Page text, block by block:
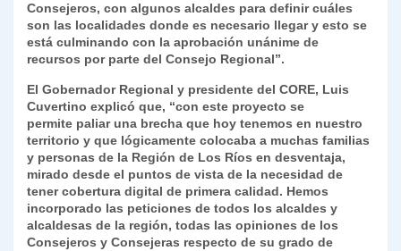
Consejeros, con algunos alcaldes para definir cuáles
son las localidades donde es necesario llegar y esto se
está culminando con la aprobación unánime de
recursos por parte del Consejo Regional”.
El Gobernador Regional y presidente del CORE, Luis
Cuvertino explicó que, “con este proyecto se
permite paliar una brecha que hoy tenemos en nuestro
territorio y que lógicamente colocaba a muchas familias
y personas de la Región de Los Ríos en desventaja,
mirado desde el puntos de vista de la necesidad de
tener cobertura digital de primera calidad. Hemos
incorporado las peticiones de todos los alcaldes y
alcaldesas de la región, todas las opiniones de los
Consejeros y Consejeras respecto de su grado de